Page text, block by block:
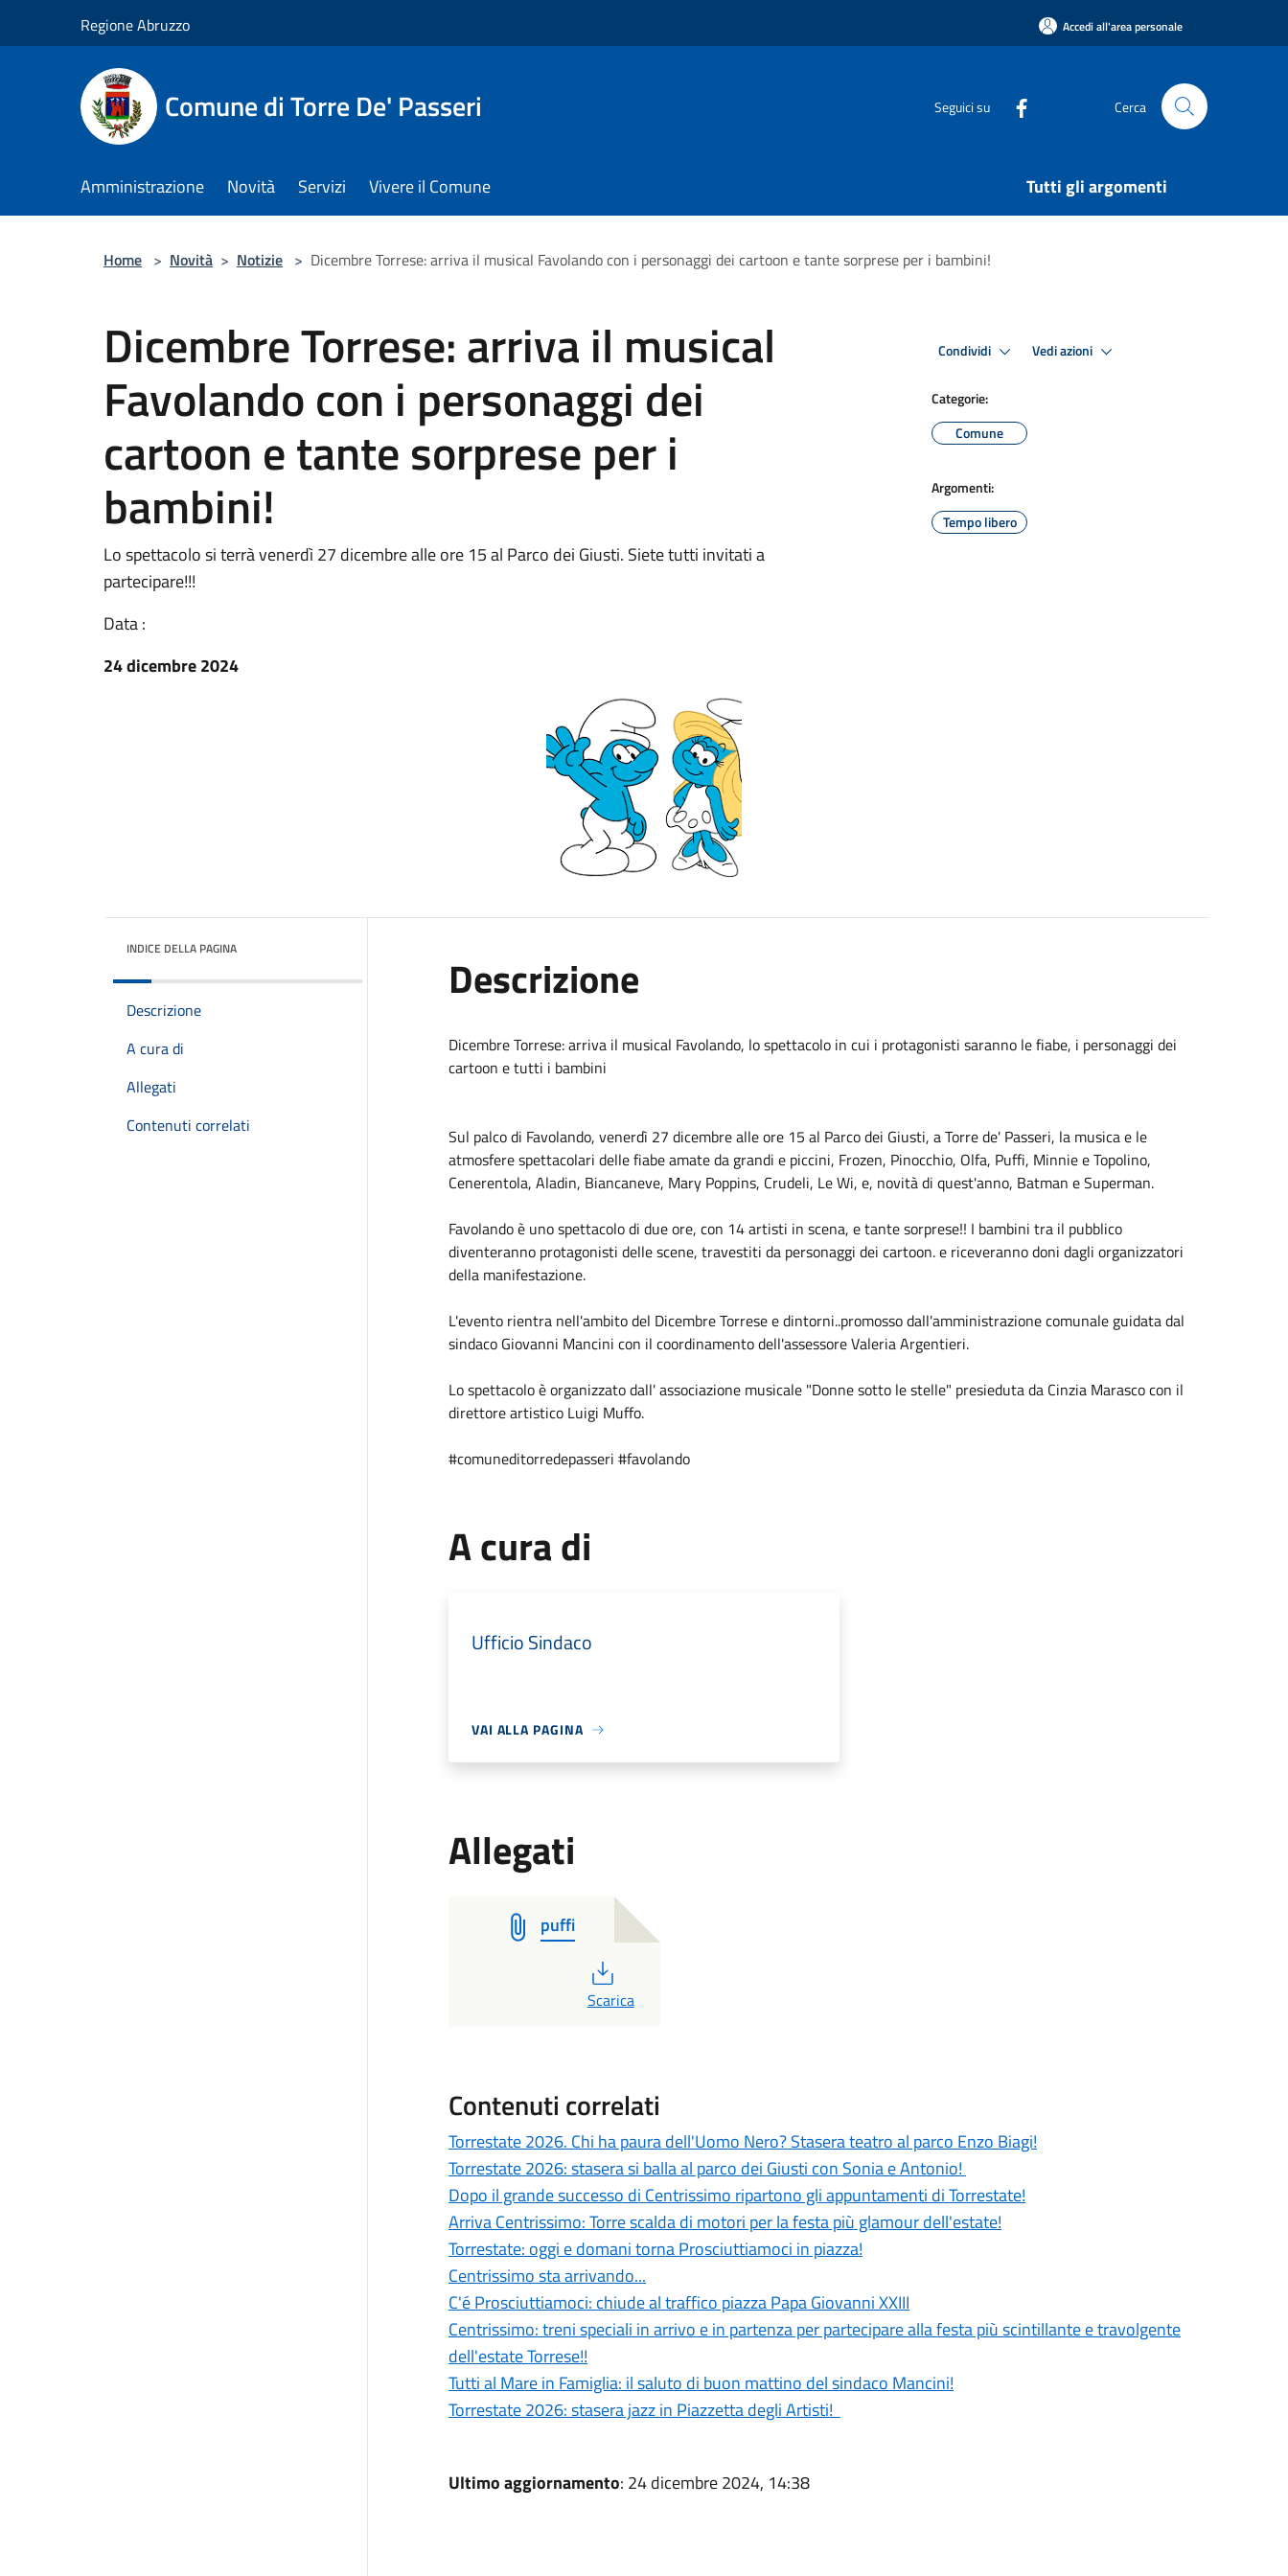
Regione Abruzzo Accedi all'area personale
Comune di Torre De' Passeri Seguici su Cerca
Amministrazione Novità Servizi Vivere il Comune Tutti gli argomenti
Home > Novità > Notizie > Dicembre Torrese: arriva il musical Favolando con i personaggi dei cartoon e tante sorprese per i bambini!
Dicembre Torrese: arriva il musical
Favolando con i personaggi dei
cartoon e tante sorprese per i
bambini!
Lo spettacolo si terrà venerdì 27 dicembre alle ore 15 al Parco dei Giusti. Siete tutti invitati a
partecipare!!!
Data :
24 dicembre 2024
Condividi Vedi azioni
Categorie:
Comune
Argomenti:
Tempo libero
INDICE DELLA PAGINA
Descrizione
A cura di
Allegati
Contenuti correlati
Descrizione
Dicembre Torrese: arriva il musical Favolando, lo spettacolo in cui i protagonisti saranno le fiabe, i personaggi dei
cartoon e tutti i bambini
Sul palco di Favolando, venerdì 27 dicembre alle ore 15 al Parco dei Giusti, a Torre de' Passeri, la musica e le
atmosfere spettacolari delle fiabe amate da grandi e piccini, Frozen, Pinocchio, Olfa, Puffi, Minnie e Topolino,
Cenerentola, Aladin, Biancaneve, Mary Poppins, Crudeli, Le Wi, e, novità di quest'anno, Batman e Superman.
Favolando è uno spettacolo di due ore, con 14 artisti in scena, e tante sorprese!! I bambini tra il pubblico
diventeranno protagonisti delle scene, travestiti da personaggi dei cartoon. e riceveranno doni dagli organizzatori
della manifestazione.
L'evento rientra nell'ambito del Dicembre Torrese e dintorni..promosso dall'amministrazione comunale guidata dal
sindaco Giovanni Mancini con il coordinamento dell'assessore Valeria Argentieri.
Lo spettacolo è organizzato dall' associazione musicale "Donne sotto le stelle" presieduta da Cinzia Marasco con il
direttore artistico Luigi Muffo.
#comuneditorredepasseri #favolando
A cura di
Ufficio Sindaco
VAI ALLA PAGINA
Allegati
puffi
PDF
Scarica
Contenuti correlati
Torrestate 2026. Chi ha paura dell'Uomo Nero? Stasera teatro al parco Enzo Biagi!
Torrestate 2026: stasera si balla al parco dei Giusti con Sonia e Antonio!
Dopo il grande successo di Centrissimo ripartono gli appuntamenti di Torrestate!
Arriva Centrissimo: Torre scalda di motori per la festa più glamour dell'estate!
Torrestate: oggi e domani torna Prosciuttiamoci in piazza!
Centrissimo sta arrivando...
C'é Prosciuttiamoci: chiude al traffico piazza Papa Giovanni XXIII
Centrissimo: treni speciali in arrivo e in partenza per partecipare alla festa più scintillante e travolgente
dell'estate Torrese!!
Tutti al Mare in Famiglia: il saluto di buon mattino del sindaco Mancini!
Torrestate 2026: stasera jazz in Piazzetta degli Artisti!
Ultimo aggiornamento: 24 dicembre 2024, 14:38